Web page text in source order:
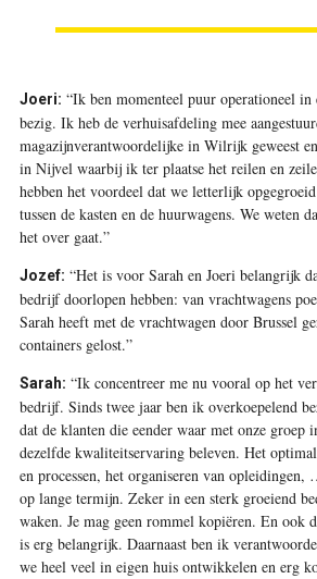
Joeri: “Ik ben momenteel puur operationeel in
bezig. Ik heb de verhuisafdeling mee
magazijnverantwoordelijke in Wilrijk geweest
in Nijvel waarbij ik ter plaatse het reilen en
hebben het voordeel dat we letterlijk
tussen de kasten en de huurwagens. We weten
het over gaat.”
Jozef: “Het is voor Sarah en Joeri belangrijk
bedrijf doorlopen hebben: van vrachtwagens
Sarah heeft met de vrachtwagen door Brussel
containers gelost.”
Sarah: “Ik concentreer me nu vooral op het
bedrijf. Sinds twee jaar ben ik overkoepelend
dat de klanten die eender waar met onze groep
dezelfde kwaliteitservaring beleven. Het
en processen, het organiseren van
op lange termijn. Zeker in een sterk groeiend
waken. Je mag geen rommel kopiëren. En ook
is erg belangrijk. Daarnaast ben ik
we heel veel in eigen huis ontwikkelen en erg